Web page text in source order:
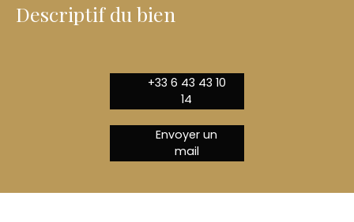
Descriptif du bien
+33 6 43 43 10
14
Envoyer un
mail